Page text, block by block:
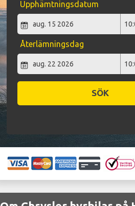
Upphämtningsdatum
Återlämningsdag
SÖK